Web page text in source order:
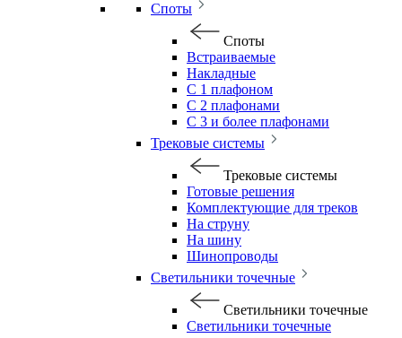
Споты
Споты
Встраиваемые
Накладные
С 1 плафоном
С 2 плафонами
С 3 и более плафонами
Трековые системы
Трековые системы
Готовые решения
Комплектующие для треков
На струну
На шину
Шинопроводы
Светильники точечные
Светильники точечные
Светильники точечные